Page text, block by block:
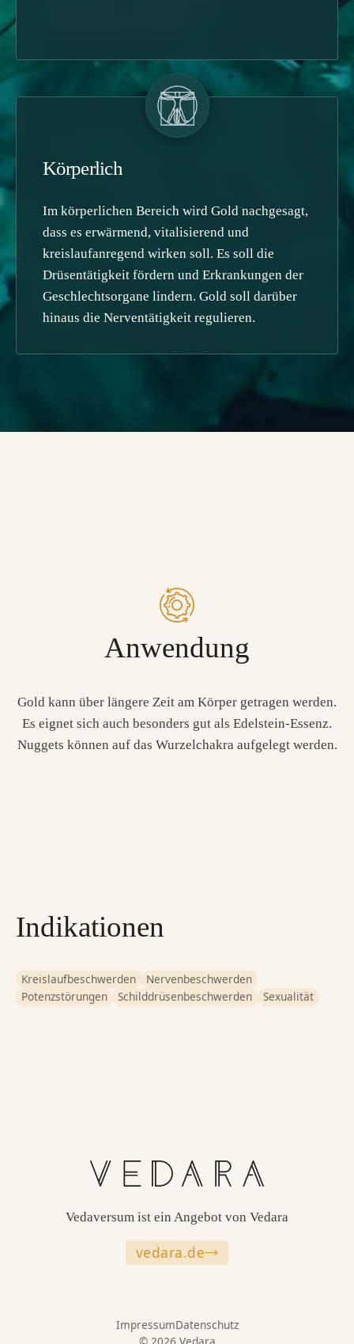
Körperlich
Im körperlichen Bereich wird Gold nachgesagt,
dass es erwärmend, vitalisierend und
kreislaufanregend wirken soll. Es soll die
Drüsentätigkeit fördern und Erkrankungen der
Geschlechtsorgane lindern. Gold soll darüber
hinaus die Nerventätigkeit regulieren.
Anwendung
Gold kann über längere Zeit am Körper getragen werden.
Es eignet sich auch besonders gut als Edelstein-Essenz.
Nuggets können auf das Wurzelchakra aufgelegt werden.
Indikationen
Kreislaufbeschwerden
Nervenbeschwerden
Potenzstörungen
Schilddrüsenbeschwerden Sexualität
Vedaversum ist ein Angebot von Vedara
vedara.de
ImpressumDatenschutz